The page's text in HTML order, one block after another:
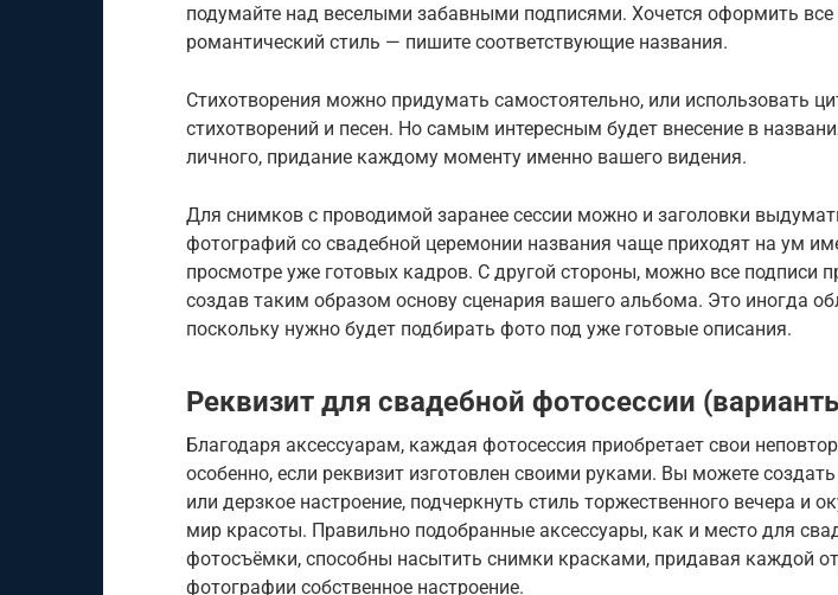
подумайте над веселыми забавными подписями. Хочется оформить
романтический стиль — пишите соответствующие названия.
Стихотворения можно придумать самостоятельно, или использовать
стихотворений и песен. Но самым интересным будет внесение в
личного, придание каждому моменту именно вашего видения.
Для снимков с проводимой заранее сессии можно и заголовки
фотографий со свадебной церемонии названия чаще приходят на ум
просмотре уже готовых кадров. С другой стороны, можно все подписи
создав таким образом основу сценария вашего альбома. Это иногда
поскольку нужно будет подбирать фото под уже готовые описания.
Реквизит для свадебной фотосессии
Благодаря аксессуарам, каждая фотосессия приобретает свои
особенно, если реквизит изготовлен своими руками. Вы можете
или дерзкое настроение, подчеркнуть стиль торжественного вечера и
мир красоты. Правильно подобранные аксессуары, как и место для
фотосъёмки, способны насытить снимки красками, придавая каждой
фотографии собственное настроение.